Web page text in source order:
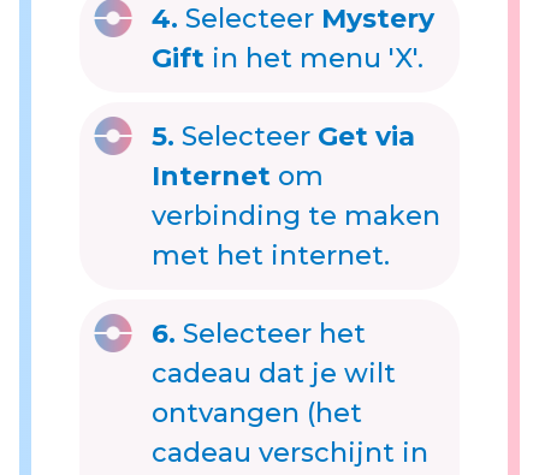
4. Selecteer Mystery
Gift in het menu 'X'.
5. Selecteer Get via
Internet om
verbinding te maken
met het internet.
6. Selecteer het
cadeau dat je wilt
ontvangen (het
cadeau verschijnt in